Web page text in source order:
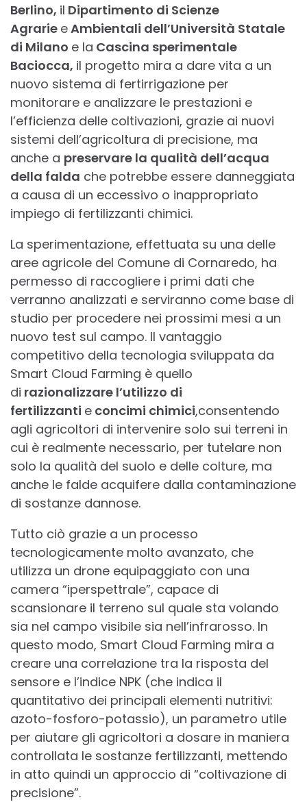
Berlino, il Dipartimento di Scienze
Agrarie eAmbientali dell’Università Statale
di Milano e la Cascina sperimentale
Baciocca, il progetto mira a dare vita a un
nuovo sistema di fertirrigazione per
monitorare e analizzare le prestazioni e
l’efficienza delle coltivazioni, grazie ai nuovi
sistemi dell’agricoltura di precisione, ma
anche a preservare la qualità dell’acqua
della falda che potrebbe essere danneggiata
a causa di un eccessivo o inappropriato
impiego di fertilizzanti chimici.
La sperimentazione, effettuata su una delle
aree agricole del Comune di Cornaredo, ha
permesso di raccogliere i primi dati che
verranno analizzati e serviranno come base di
studio per procedere nei prossimi mesi a un
nuovo test sul campo. Il vantaggio
competitivo della tecnologia sviluppata da
Smart Cloud Farming è quello
di razionalizzare l’utilizzo di
fertilizzanti e concimi chimici,consentendo
agli agricoltori di intervenire solo sui terreni in
cui è realmente necessario, per tutelare non
solo la qualità del suolo e delle colture, ma
anche le falde acquifere dalla contaminazione
di sostanze dannose.
Tutto ciò grazie a un processo
tecnologicamente molto avanzato, che
utilizza un drone equipaggiato con una
camera “iperspettrale”, capace di
scansionare il terreno sul quale sta volando
sia nel campo visibile sia nell’infrarosso. In
questo modo, Smart Cloud Farming mira a
creare una correlazione tra la risposta del
sensore e l’indice NPK (che indica il
quantitativo dei principali elementi nutritivi:
azoto-fosforo-potassio), un parametro utile
per aiutare gli agricoltori a dosare in maniera
controllata le sostanze fertilizzanti, mettendo
in atto quindi un approccio di “coltivazione di
precisione”.